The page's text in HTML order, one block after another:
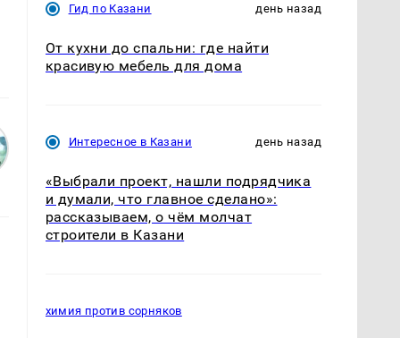
Гид по Казани день назад
От кухни до спальни: где найти
красивую мебель для дома
Интересное в Казани день назад
«Выбрали проект, нашли подрядчика
и думали, что главное сделано»:
рассказываем, о чём молчат
строители в Казани
химия против сорняков